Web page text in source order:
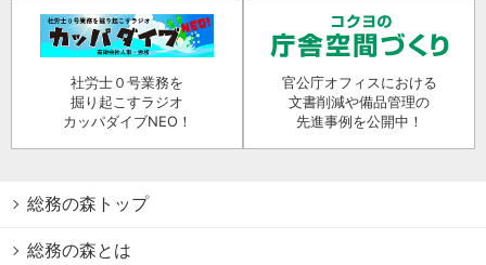
社労士０号業務を
掘り起こすラジオ
カッパダイブNEO！
官公庁オフィスにおける
文書削減や備品管理の
先進事例を公開中！
総務の森トップ
総務の森とは